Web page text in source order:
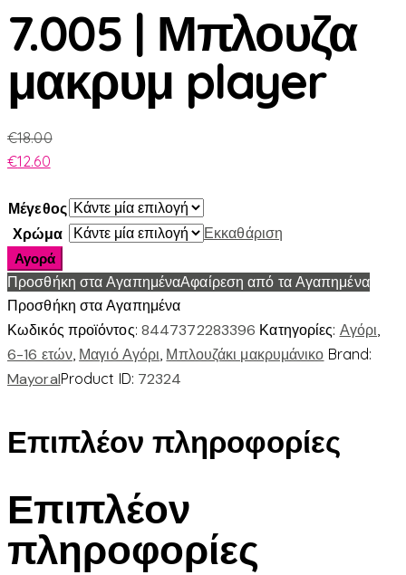
7.005 | Μπλουζα
μακρυμ player
€18.00
€12.60
Μέγεθος
Χρώμα
Εκκαθάριση
7.005
|
Μπλουζα
μακρυμ
player
ποσότητα
Αγορά
Προσθήκη στα ΑγαπημέναΑφαίρεση από τα Αγαπημένα
Προσθήκη στα Αγαπημένα
Κωδικός προϊόντος: 8447372283396 Κατηγορίες: Αγόρι,
6-16 ετών, Μαγιό Αγόρι, Μπλουζάκι μακρυμάνικο Brand:
MayoralProduct ID: 72324
Επιπλέον πληροφορίες
Επιπλέον
πληροφορίες